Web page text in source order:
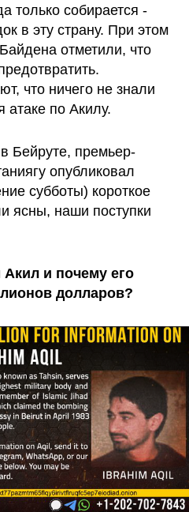
только собирается -
в эту страну. При этом
отметили, что
что ничего не знали
атаке по Акилу.
Бейруте, премьер-
опубликовал
субботы) короткое
ясны, наши поступки
и почему его
долларов?